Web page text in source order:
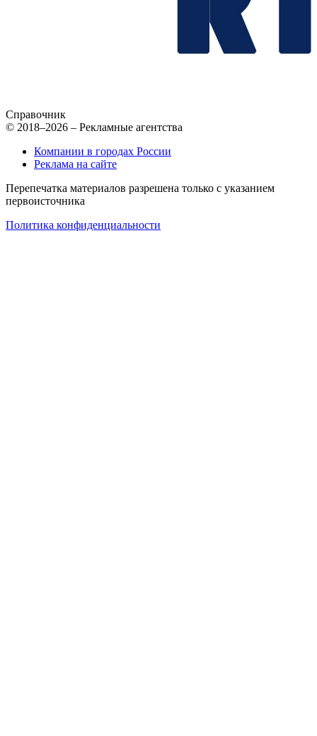
Справочник
© 2018–2026 – Рекламные агентства
Компании в городах России
Реклама на сайте
Перепечатка материалов разрешена только с указанием
первоисточника
Политика конфиденциальности